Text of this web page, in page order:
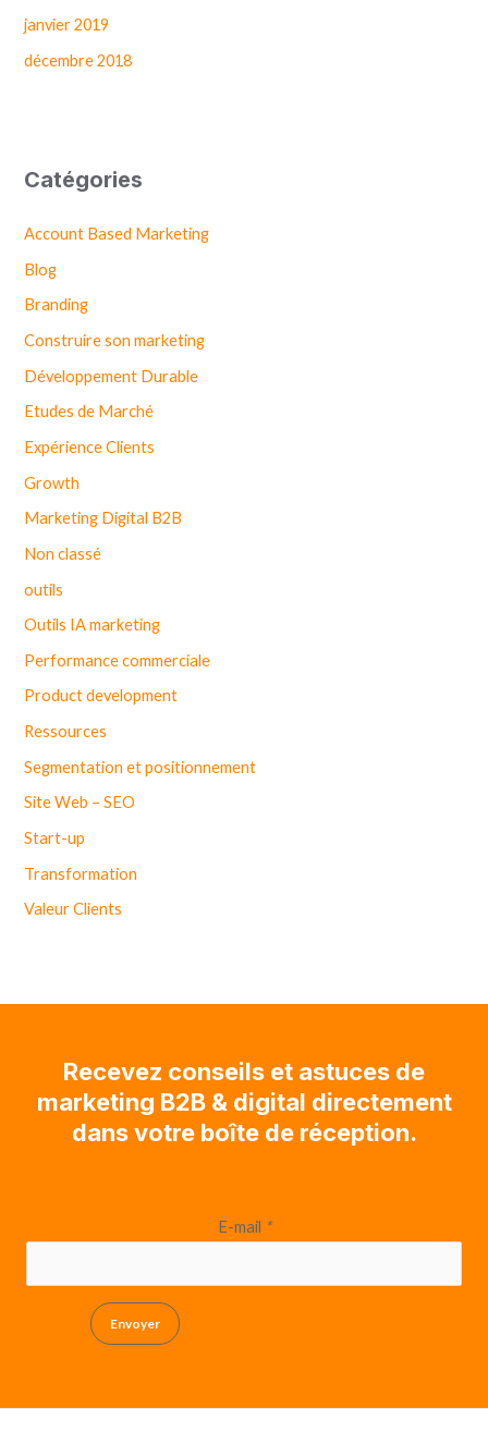
janvier 2019
décembre 2018
Catégories
Account Based Marketing
Blog
Branding
Construire son marketing
Développement Durable
Etudes de Marché
Expérience Clients
Growth
Marketing Digital B2B
Non classé
outils
Outils IA marketing
Performance commerciale
Product development
Ressources
Segmentation et positionnement
Site Web – SEO
Start-up
Transformation
Valeur Clients
Recevez conseils et astuces de
marketing B2B & digital directement
dans votre boîte de réception.
E-mail *
Envoyer